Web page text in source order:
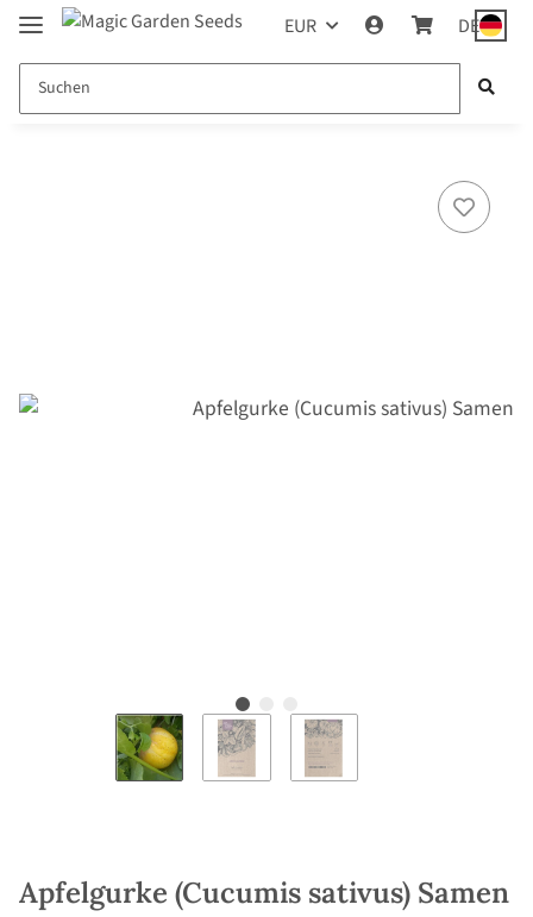
EUR DE
Apfelgurke (Cucumis sativus) Samen